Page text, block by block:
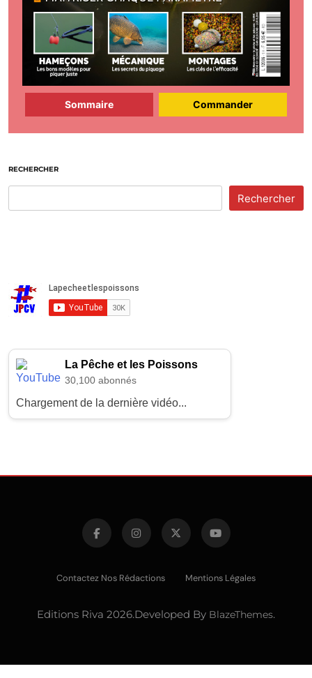
Sommaire Commander
RECHERCHER
Rechercher
La Pêche et les Poissons
30,100 abonnés
Chargement de la dernière vidéo...
Contactez Nos Rédactions Mentions Légales
Editions Riva 2026.Developed By BlazeThemes.